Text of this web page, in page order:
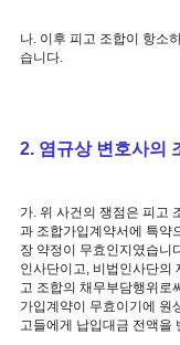
나. 이후 피고 조합이 항소
습니다.
2. 염규상 변호사의
가. 위 사건의 쟁점은 피고
과 조합가입계약서에 특약
장 약정이 무효인지였습니
인사단이고, 비법인사단의
고 조합의 채무부담행위로
가입계약이 무효이기에 원
고들에게 납입대금 전액을